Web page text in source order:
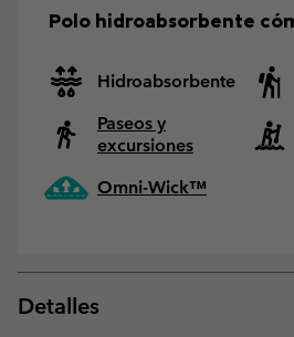
Polo hidroabsorbente
Hidroabsorbente
Paseos y
excursiones
Omni-Wick™
Detalles